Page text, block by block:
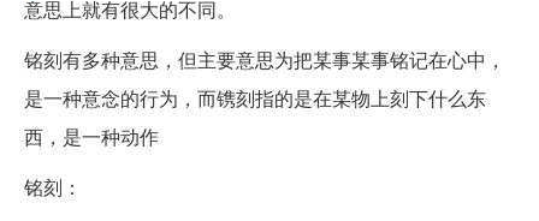
意思上就有很大的不同。
铭刻有多种意思，但主要意思为把某事某事铭记在心中，
是一种意念的行为，而镌刻指的是在某物上刻下什么东
西，是一种动作
铭刻：